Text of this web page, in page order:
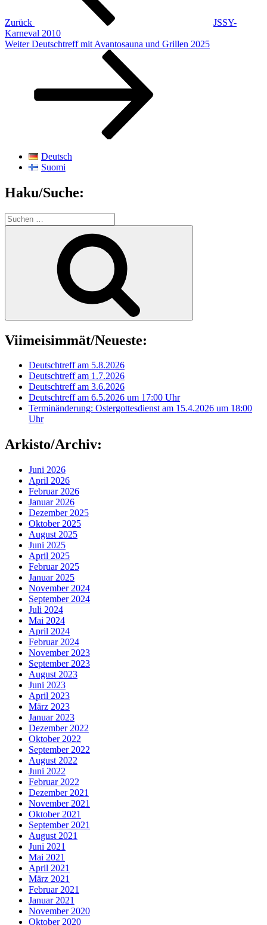
Zurück
JSSY-
Karneval 2010
Nächster
Weiter Deutschtreff mit Avantosauna und Grillen 2025
Deutsch
Suomi
Haku/Suche:
Suchen
nach:
Viimeisimmät/Neueste:
Deutschtreff am 5.8.2026
Deutschtreff am 1.7.2026
Deutschtreff am 3.6.2026
Deutschtreff am 6.5.2026 um 17:00 Uhr
Terminänderung: Ostergottesdienst am 15.4.2026 um 18:00
Uhr
Arkisto/Archiv:
Juni 2026
April 2026
Februar 2026
Januar 2026
Dezember 2025
Oktober 2025
August 2025
Juni 2025
April 2025
Februar 2025
Januar 2025
November 2024
September 2024
Juli 2024
Mai 2024
April 2024
Februar 2024
November 2023
September 2023
August 2023
Juni 2023
April 2023
März 2023
Januar 2023
Dezember 2022
Oktober 2022
September 2022
August 2022
Juni 2022
Februar 2022
Dezember 2021
November 2021
Oktober 2021
September 2021
August 2021
Juni 2021
Mai 2021
April 2021
März 2021
Februar 2021
Januar 2021
November 2020
Oktober 2020